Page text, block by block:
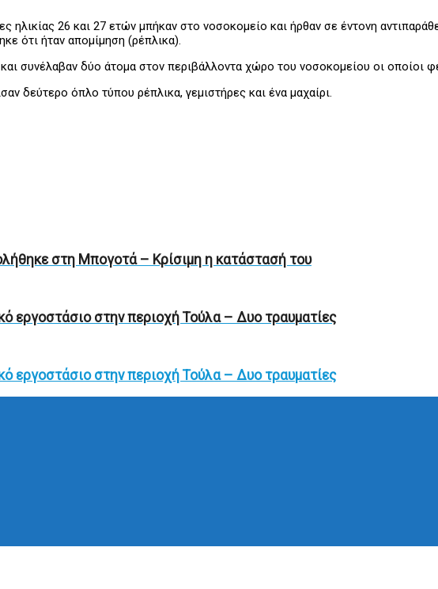
26 και 27 ετών μπήκαν στο νοσοκομείο και ήρθαν σε έντονη
ότι ήταν απομίμηση (ρέπλικα).
συνέλαβαν δύο άτομα στον περιβάλλοντα χώρο του νοσοκομείου οι οποίοι
δεύτερο όπλο τύπου ρέπλικα, γεμιστήρες και ένα μαχαίρι.
στη Μπογοτά – Κρίσιμη η κατάστασή του
εργοστάσιο στην περιοχή Τούλα – Δυο τραυματίες
εργοστάσιο στην περιοχή Τούλα – Δυο τραυματίες